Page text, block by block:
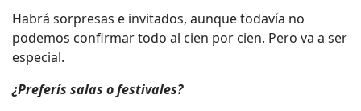
Habrá sorpresas e invitados, aunque todavía no
podemos confirmar todo al cien por cien. Pero va a ser
especial.
¿Preferís salas o festivales?